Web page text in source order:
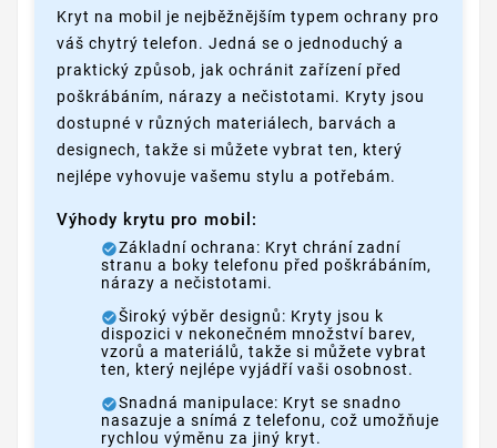
Kryt na mobil je nejběžnějším typem ochrany pro
váš chytrý telefon. Jedná se o jednoduchý a
praktický způsob, jak ochránit zařízení před
poškrábáním, nárazy a nečistotami. Kryty jsou
dostupné v různých materiálech, barvách a
designech, takže si můžete vybrat ten, který
nejlépe vyhovuje vašemu stylu a potřebám.
Výhody krytu pro mobil:
Základní ochrana: Kryt chrání zadní
stranu a boky telefonu před poškrábáním,
nárazy a nečistotami.
Široký výběr designů: Kryty jsou k
dispozici v nekonečném množství barev,
vzorů a materiálů, takže si můžete vybrat
ten, který nejlépe vyjádří vaši osobnost.
Snadná manipulace: Kryt se snadno
nasazuje a snímá z telefonu, což umožňuje
rychlou výměnu za jiný kryt.